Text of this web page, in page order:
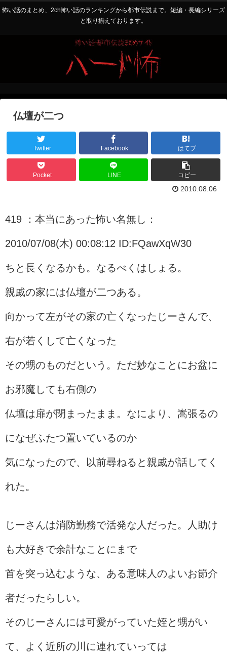
怖い話のまとめ、2ch怖い話のランキングから都市伝説まで。短編・長編シリーズ
と取り揃えております。
仏壇が二つ
Twitter Facebook はてブ
Pocket LINE コピー
2010.08.06
419 ：本当にあった怖い名無し：
2010/07/08(木) 00:08:12 ID:FQawXqW30
ちと長くなるかも。なるべくはしょる。
親戚の家には仏壇が二つある。
向かって左がその家の亡くなったじーさんで、
右が若くして亡くなった
その甥のものだという。ただ妙なことにお盆に
お邪魔しても右側の
仏壇は扉が閉まったまま。なにより、嵩張るの
になぜふたつ置いているのか
気になったので、以前尋ねると親戚が話してく
れた。
じーさんは消防勤務で活発な人だった。人助け
も大好きで余計なことにまで
首を突っ込むような、ある意味人のよいお節介
者だったらしい。
そのじーさんには可愛がっていた姪と甥がい
て、よく近所の川に連れていっては